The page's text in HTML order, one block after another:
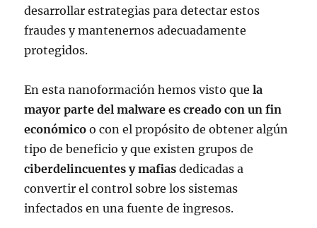
desarrollar estrategias para detectar estos
fraudes y mantenernos adecuadamente
protegidos.
En esta nanoformación hemos visto quela
mayor parte del malware es creado con un fin
económicoo con el propósito de obtener algún
tipo de beneficio y que existen grupos de
ciberdelincuentes y mafias dedicadas a
convertir el control sobre los sistemas
infectados en una fuente de ingresos.